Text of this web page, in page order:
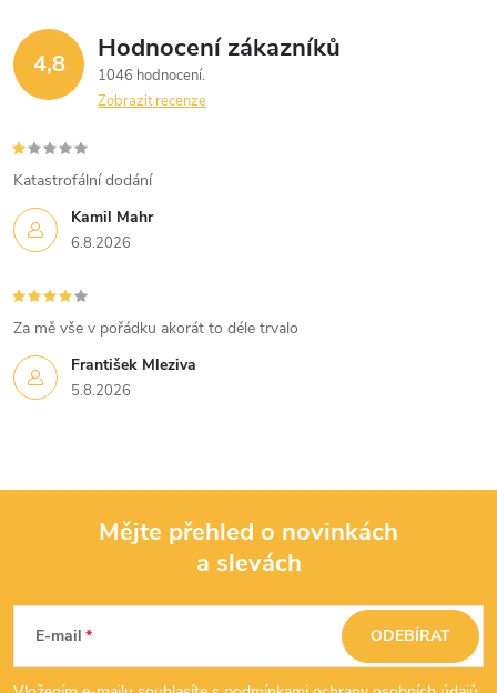
4,8 Hodnocení zákazníků
1046 hodnocení
Zobrazit recenze
Kamil Mahr
6.8.2026
Katastrofální dodání
František Mleziva
5.8.2026
Za mě vše v pořádku akorát to déle trvalo
Mějte přehled o novinkách
a slevách
E-mail ODEBÍRAT